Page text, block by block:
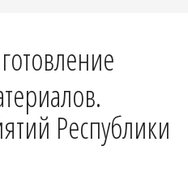
Республики